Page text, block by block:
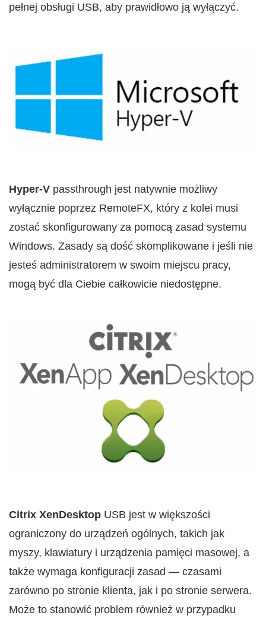
pełnej obsługi USB, aby prawidłowo ją wyłączyć.
Hyper-V passthrough jest natywnie możliwy
wyłącznie poprzez RemoteFX, który z kolei musi
zostać skonfigurowany za pomocą zasad systemu
Windows. Zasady są dość skomplikowane i jeśli nie
jesteś administratorem w swoim miejscu pracy,
mogą być dla Ciebie całkowicie niedostępne.
Citrix XenDesktop USB jest w większości
ograniczony do urządzeń ogólnych, takich jak
myszy, klawiatury i urządzenia pamięci masowej, a
także wymaga konfiguracji zasad — czasami
zarówno po stronie klienta, jak i po stronie serwera.
Może to stanowić problem również w przypadku